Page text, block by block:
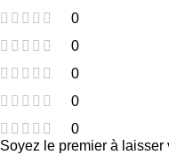
0
0
0
0
0
Soyez le premier à laisser